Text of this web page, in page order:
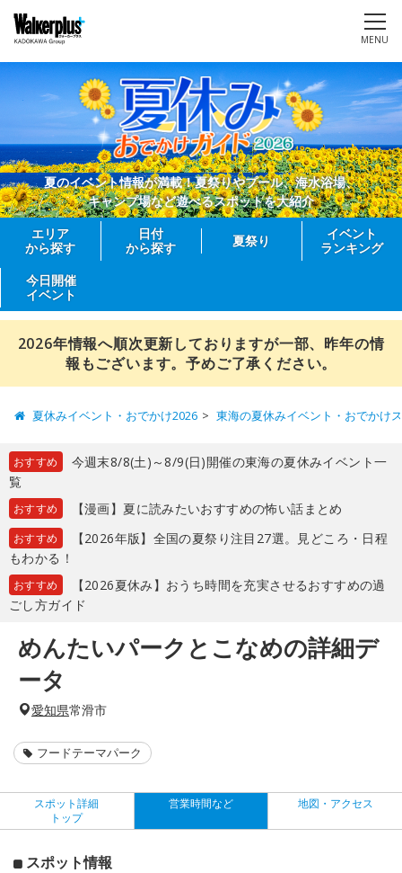
MENU
夏のイベント情報が満載！夏祭りやプール、海水浴場、
キャンプ場など遊べるスポットを大紹介
エリア
から探す
日付
から探す
夏祭り
イベント
ランキング
今日開催
イベント
2026年情報へ順次更新しておりますが一部、昨年の情
報もございます。予めご了承ください。
夏休みイベント・おでかけ2026 東海の夏休みイベント・おでかけ
おすすめ
今週末8/8(土)～8/9(日)開催の東海の夏休みイベント一
覧
おすすめ 【漫画】夏に読みたいおすすめの怖い話まとめ
おすすめ
【2026年版】全国の夏祭り注目27選。見どころ・日程
もわかる！
おすすめ
【2026夏休み】おうち時間を充実させるおすすめの過
ごし方ガイド
めんたいパークとこなめの詳細デ
ータ
愛知県常滑市
フードテーマパーク
スポット詳細
トップ
営業時間など 地図・アクセス
スポット情報